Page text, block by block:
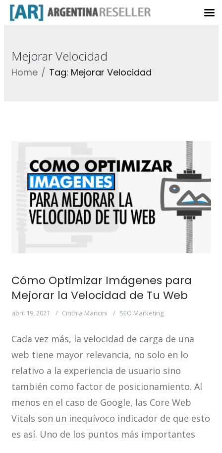
Mejorar Velocidad
Home Tag: Mejorar Velocidad
Cómo Optimizar Imágenes para
Mejorar la Velocidad de Tu Web
abril 19, 2021 Cinthia Mancini SEO Marketing
Cada vez más, la velocidad de carga de una
web tiene mayor relevancia, no solo en lo
relativo a la experiencia de usuario sino
también como factor de posicionamiento. Al
menos en el caso de Google, las Core Web
Vitals son un inequívoco indicador de que esto
es así. Uno de los puntos más importantes